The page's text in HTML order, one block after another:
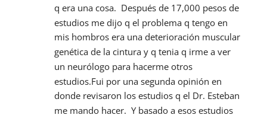
q era una cosa.  Después de 17,000 pesos de
estudios me dijo q el problema q tengo en
mis hombros era una deterioración muscular
genética de la cintura y q tenia q irme a ver
un neurólogo para hacerme otros
estudios.Fui por una segunda opinión en
donde revisaron los estudios q el Dr. Esteban
me mando hacer.  Y basado a esos estudios